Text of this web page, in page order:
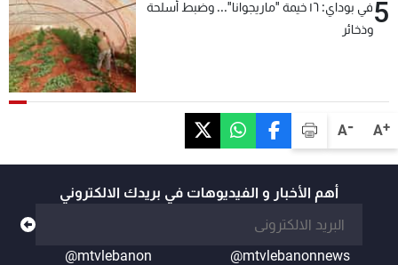
A+
A-
5
في بوداي: ١٦ خيمة "ماريجوانا"... وضبط أسلحة
وذخائر
أهم الأخبار و الفيديوهات في بريدك الالكتروني
@mtvlebanonnews
@mtvlebanon